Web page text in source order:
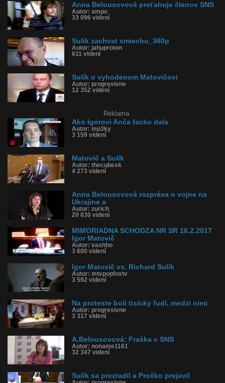
Tagy: richard, sulik, ivan matovič, anna belousovová, anča, facka,
nr sr
História sledovanosti videa:
Anna Belousovová preťahuje členov SNS
Autor: ampo
33 096 videní
Sulik zachvat smiechu_360p
Autor: jahuproton
611 videní
Sulík o vyhodenom Matovičovi
Autor: progresivne
12 352 videní
Reklama
Ako Igorovi Anča facku dala
Autor: mp3ky
3 159 videní
Matovič a Sulík
Autor: thecubesk
4 273 videní
Anna Belousovová rozpráva o vojne na
Ukrajine a
Autor: zurich
20 830 videní
MIMORIADNA SCHODZA NR SR 16.2.2017
Igor Matovič
Autor: vashho
3 600 videní
Igor Matovič vs. Richard Sulík
Autor: mtvpopfoxtv
3 592 videní
Na proteste boli tisícky ľudí, medzi nimi
Autor: progresivne
3 317 videní
A.Belousovová: Fraška v SNS
Autor: noname1161
32 347 videní
Sulík sa prezradil a Pročko prejavil